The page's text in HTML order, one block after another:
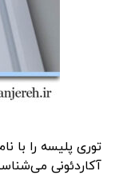
توری پلیسه را با
آکاردئونی